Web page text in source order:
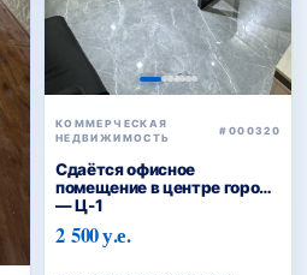
КОММЕРЧЕСКАЯ
НЕДВИЖИМОСТЬ
#000320
Сдаётся офисное
помещение в центре города
— Ц-1
2 500 у.е.